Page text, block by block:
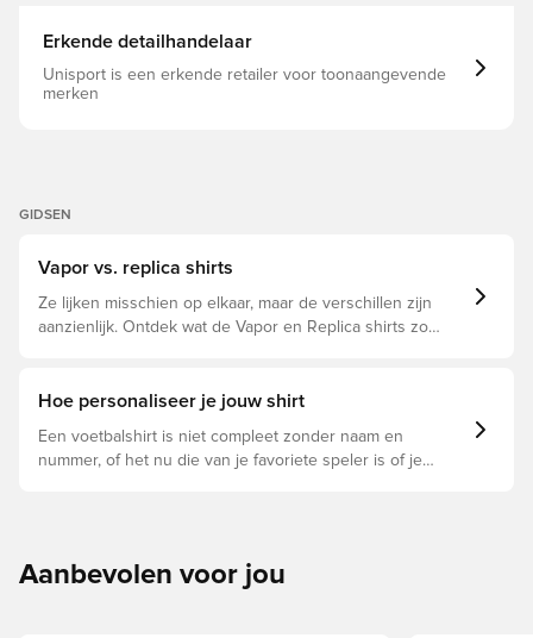
Erkende detailhandelaar
Unisport is een erkende retailer voor toonaangevende
merken
GIDSEN
Vapor vs. replica shirts
Ze lijken misschien op elkaar, maar de verschillen zijn
aanzienlijk. Ontdek wat de Vapor en Replica shirts zo
Hoe personaliseer je jouw shirt
Een voetbalshirt is niet compleet zonder naam en
nummer, of het nu die van je favoriete speler is of je
Aanbevolen voor jou